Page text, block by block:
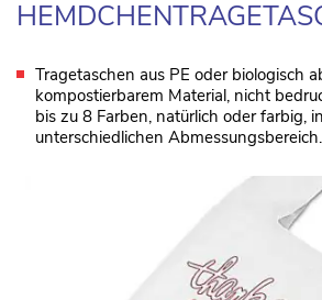
Tragetaschen aus PE oder biologisch
kompostierbarem Material, nicht
bis zu 8 Farben, natürlich oder farbig,
unterschiedlichen Abmessungsbereich.